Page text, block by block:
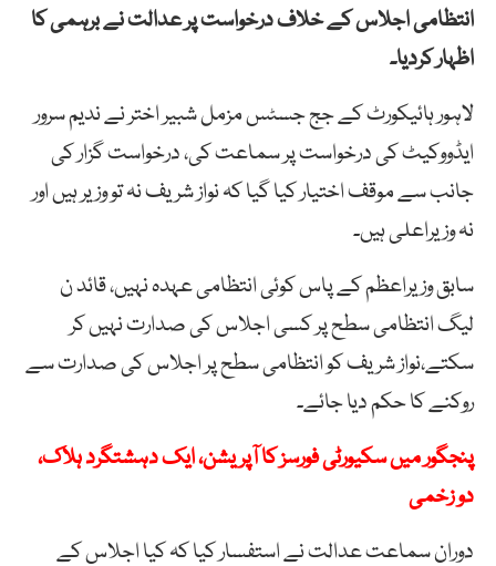
انتظامی اجلاس کے خلاف درخواست پر عدالت نے برہمی کا
اظہار کردیا۔
لاہور ہائیکورٹ کے جج جسٹس مزمل شبیر اختر نے ندیم سرور
ایڈووکیٹ کی درخواست پر سماعت کی، درخواست گزار کی
جانب سے موقف اختیار کیا گیا کہ نواز شریف نہ تو وزیر ہیں اور
نہ وزیراعلی ہیں۔
سابق وزیراعظم کے پاس کوئی انتظامی عہدہ نہیں، قائد ن
لیگ انتظامی سطح پر کسی اجلاس کی صدارت نہیں کر
سکتے،نواز شریف کو انتظامی سطح پر اجلاس کی صدارت سے
روکنے کا حکم دیا جائے۔
پنجگور میں سکیورٹی فورسز کا آپریشن، ایک دہشتگرد ہلاک،
دو زخمی
دوران سماعت عدالت نے استفسار کیا کہ کیا اجلاس کے